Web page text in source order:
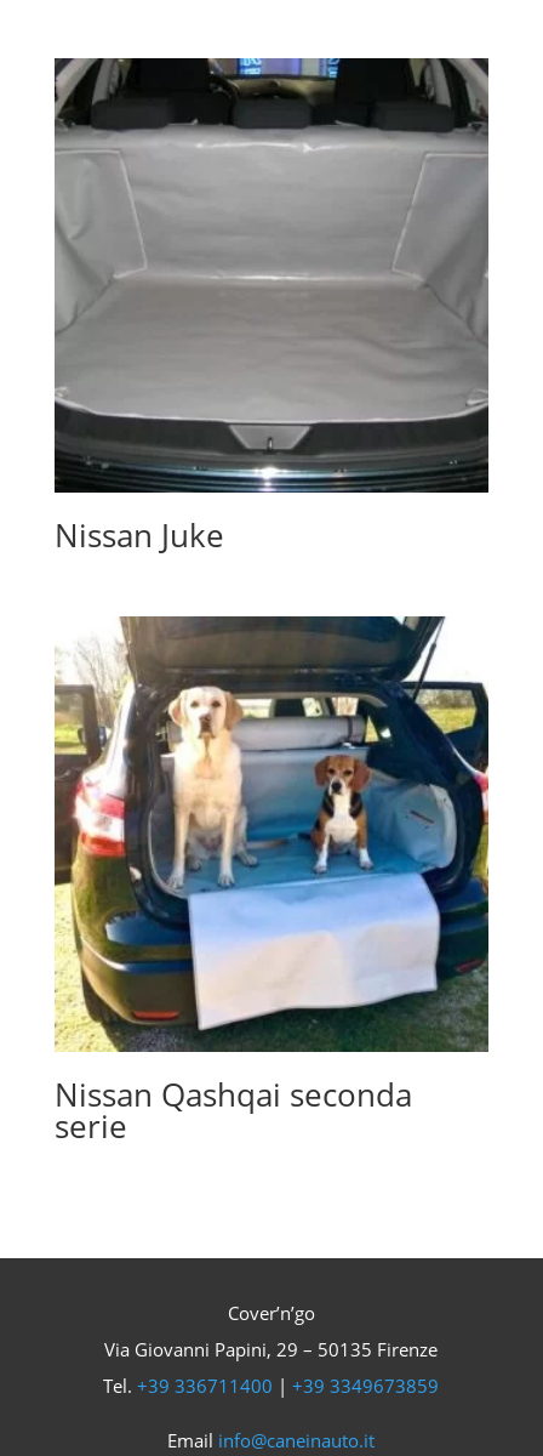
Nissan Juke
Nissan Qashqai seconda
serie
Cover’n’go
Via Giovanni Papini, 29 – 50135 Firenze
Tel.+39 336711400 |+39 3349673859
Email info@caneinauto.it